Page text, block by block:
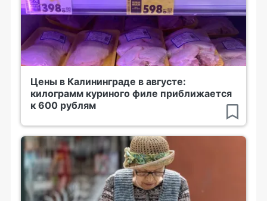
Цены в Калининграде в августе:
килограмм куриного филе приближается
к 600 рублям